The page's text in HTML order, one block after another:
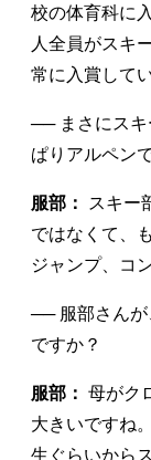
校の体育科に
人全員がスキ
常に入賞して
── まさにスキ
ぱりアルペン
服部：
スキー
ではなくて、
ジャンプ、コ
── 服部さんが
ですか？
服部： 母がク
大きいですね
生ぐらいから